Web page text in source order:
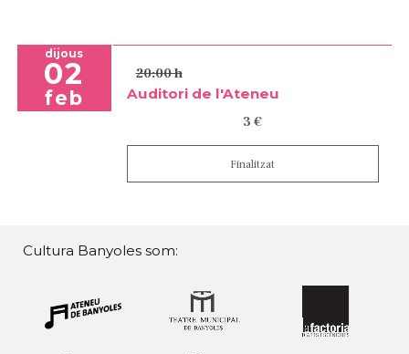
dijous
02
feb
20:00 h
Auditori de l'Ateneu
3 €
Finalitzat
Cultura Banyoles som: